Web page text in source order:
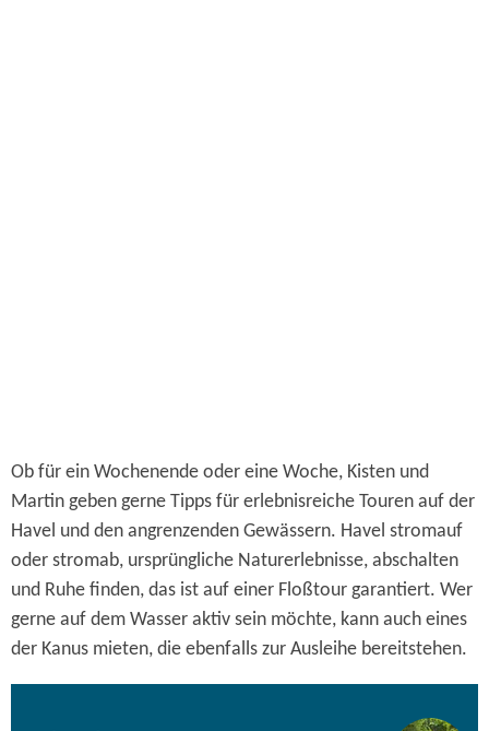
Ob für ein Wochenende oder eine Woche, Kisten und
Martin geben gerne Tipps für erlebnisreiche Touren auf der
Havel und den angrenzenden Gewässern. Havel stromauf
oder stromab, ursprüngliche Naturerlebnisse, abschalten
und Ruhe finden, das ist auf einer Floßtour garantiert. Wer
gerne auf dem Wasser aktiv sein möchte, kann auch eines
der Kanus mieten, die ebenfalls zur Ausleihe bereitstehen.